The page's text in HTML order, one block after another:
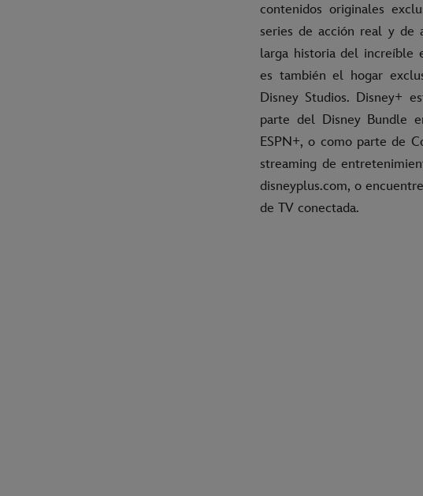
contenidos originales
series de acción real y de
larga historia del increíble
es también el hogar
Disney Studios. Disney+
parte del Disney Bundle
ESPN+, o como parte de
streaming de
disneyplus.com, o
de TV conectada.